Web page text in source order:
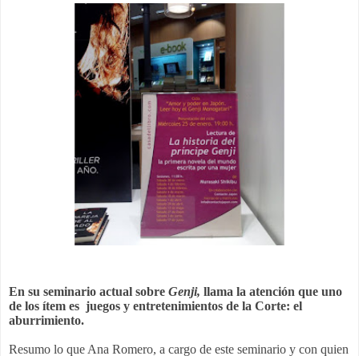
En su seminario actual sobre Genji, llama la atención que uno
de los ítem es juegos y entretenimientos de la Corte: el
aburrimiento.
Resumo lo que Ana Romero, a cargo de este seminario y con quien